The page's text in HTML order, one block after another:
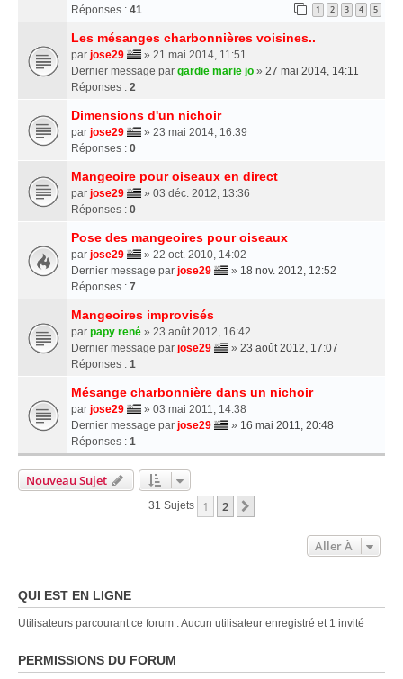
Réponses : 41 1 2 3 4 5
Les mésanges charbonnières voisines..
par jose29
» 21 mai 2014, 11:51
Dernier message par gardie marie jo » 27 mai 2014, 14:11
Réponses : 2
Dimensions d'un nichoir
par jose29
» 23 mai 2014, 16:39
Réponses : 0
Mangeoire pour oiseaux en direct
par jose29
» 03 déc. 2012, 13:36
Réponses : 0
Pose des mangeoires pour oiseaux
par jose29
» 22 oct. 2010, 14:02
Dernier message par jose29 » 18 nov. 2012, 12:52
Réponses : 7
Mangeoires improvisés
par papy rené » 23 août 2012, 16:42
Dernier message par jose29 » 23 août 2012, 17:07
Réponses : 1
Mésange charbonnière dans un nichoir
par jose29
» 03 mai 2011, 14:38
Dernier message par jose29 » 16 mai 2011, 20:48
Réponses : 1
Nouveau Sujet
31 Sujets 1 2
Aller À
QUI EST EN LIGNE
Utilisateurs parcourant ce forum : Aucun utilisateur enregistré et 1 invité
PERMISSIONS DU FORUM